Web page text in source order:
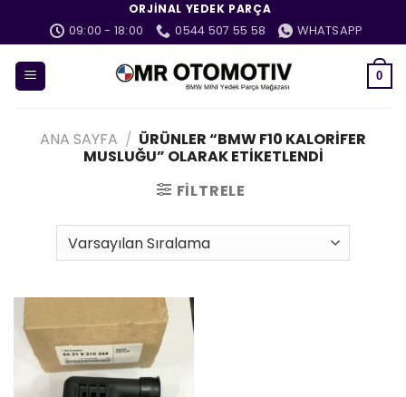
ORJINAL YEDEK PARÇA
09:00 - 18:00
0544 507 55 58 WHATSAPP
0
ANA SAYFA / ÜRÜNLER “BMW F10 KALORIFER
MUSLUĞU” OLARAK ETIKETLENDI
FILTRELE